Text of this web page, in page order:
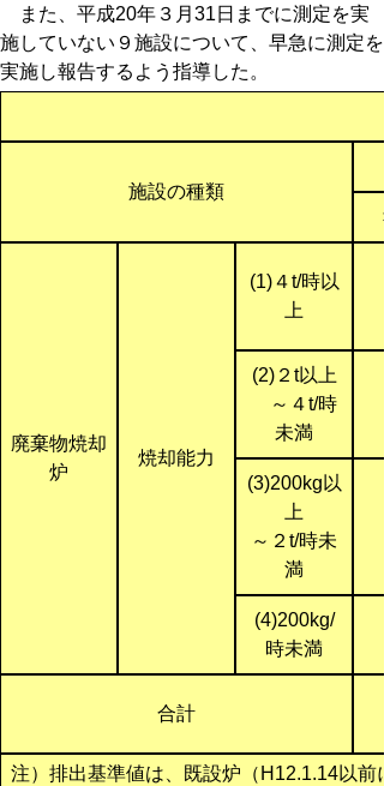
また、平成20年３月31日までに測定を実
施していない９施設について、早急に測定を
実施し報告するよう指導した。
施設の種類
廃棄物焼却
炉
焼却能力
(1)４t/時以
上
(2)２t以上
～４t/時
未満
(3)200kg以
上
～２t/時未
満
(4)200kg/
時未満
合計
注）排出基準値は、既設炉（H12.1.14以